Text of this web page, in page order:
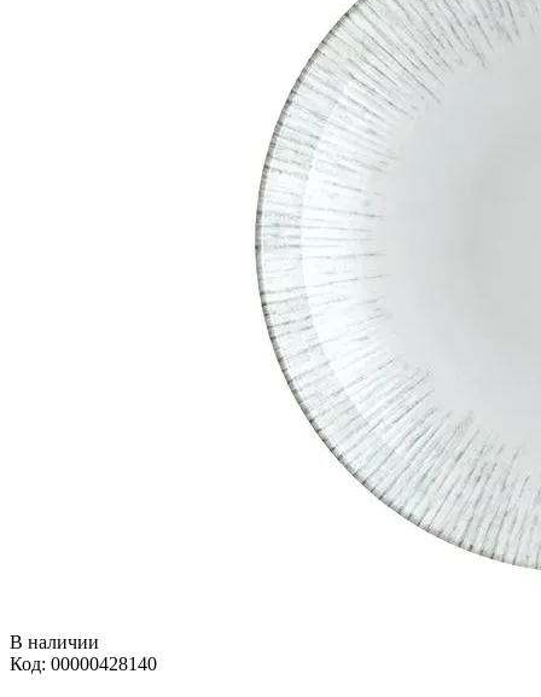
В наличии
Код: 00000428140